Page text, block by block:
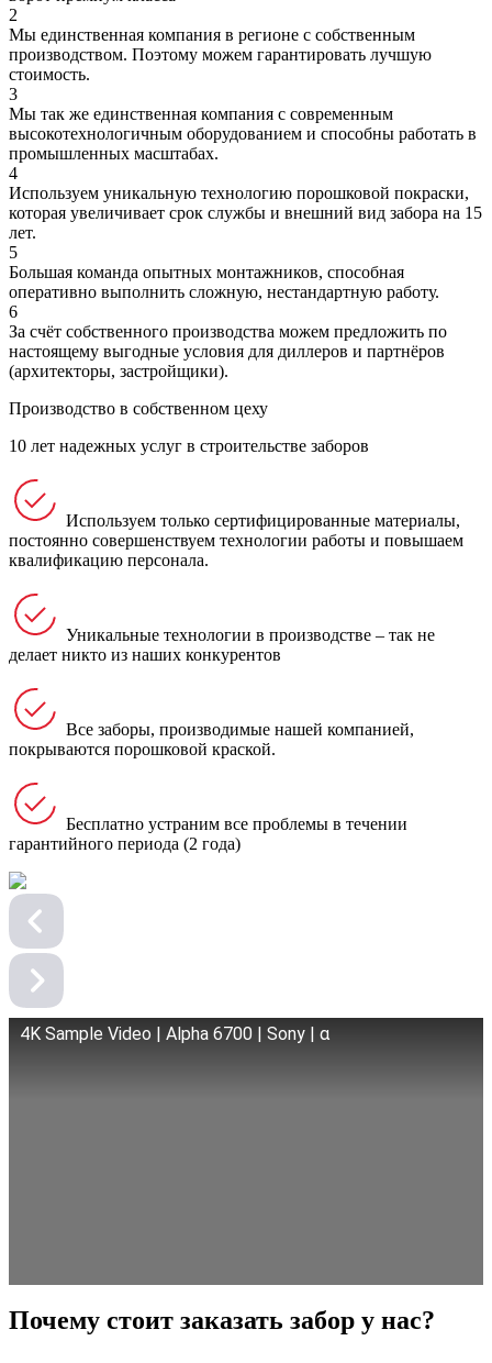
2
Мы единственная компания в регионе с собственным
производством. Поэтому можем гарантировать лучшую
стоимость.
3
Мы так же единственная компания с современным
высокотехнологичным оборудованием и способны работать в
промышленных масштабах.
4
Используем уникальную технологию порошковой покраски,
которая увеличивает срок службы и внешний вид забора на 15
лет.
5
Большая команда опытных монтажников, способная
оперативно выполнить сложную, нестандартную работу.
6
За счёт собственного производства можем предложить по
настоящему выгодные условия для диллеров и партнёров
(архитекторы, застройщики).
Производство в собственном цеху
10 лет надежных услуг в строительстве заборов
Используем только сертифицированные материалы,
постоянно совершенствуем технологии работы и повышаем
квалификацию персонала.
Уникальные технологии в производстве – так не
делает никто из наших конкурентов
Все заборы, производимые нашей компанией,
покрываются порошковой краской.
Бесплатно устраним все проблемы в течении
гарантийного периода (2 года)
4K Sample Video | Alpha 6700 | Sony | α
Почему стоит заказать забор у нас?